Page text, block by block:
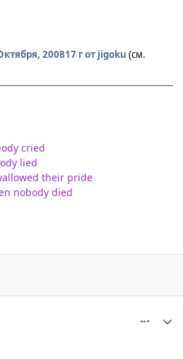
200817 гот jigoku (см.
cried
lied
their pride
nobody died